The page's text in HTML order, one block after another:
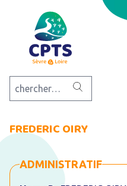
FREDERIC OIRY
ADMINISTRATIF